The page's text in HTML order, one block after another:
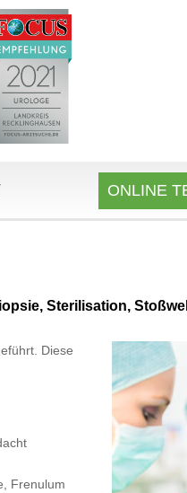
ONLINE
Sterilisation,
Diese
Frenulum